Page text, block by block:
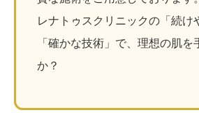
レナトゥスクリニックの「続け
「確かな技術」で、理想の肌
か？